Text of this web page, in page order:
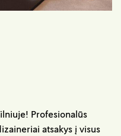
Profesionalūs
atsakys į visus